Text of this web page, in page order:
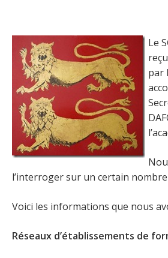
Le
par
l’interroger sur un certain
Voici les informations que nous
Réseaux d’établissements de